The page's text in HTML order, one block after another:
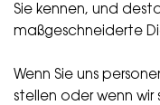
Sie kennen, und
maßgeschneiderte
Wenn Sie uns
stellen oder wenn wir